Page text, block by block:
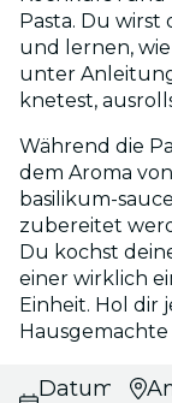
Pasta. Du
und lernen,
unter
knetest,
Während die
dem Aroma
basilikum-
zubereitet
Du kochst
einer wirklich
Einheit. Hol dir
Hausgemachte
Datums-